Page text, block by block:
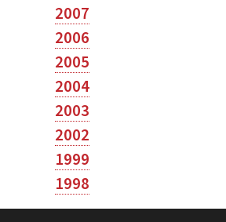
2007
2006
2005
2004
2003
2002
1999
1998